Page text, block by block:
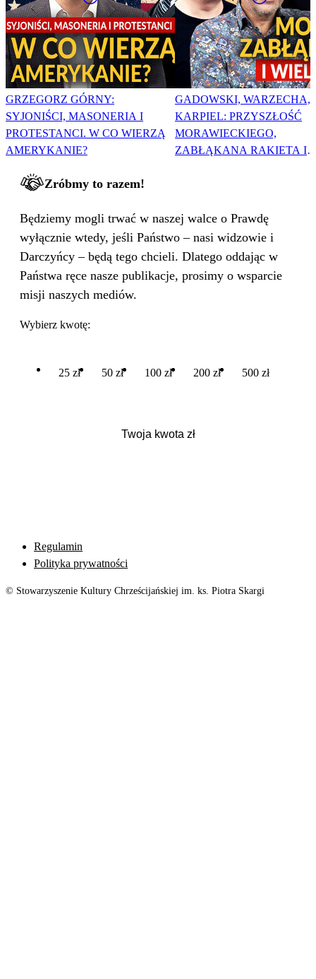
GRZEGORZ GÓRNY:
SYJONIŚCI, MASONERIA I
PROTESTANCI. W CO WIERZĄ
AMERYKANIE?
GADOWSKI, WARZECHA,
KARPIEL: PRZYSZŁOŚĆ
MORAWIECKIEGO,
ZABŁĄKANA RAKIETA I
Zróbmy to razem!
Będziemy mogli trwać w naszej walce o Prawdę
wyłącznie wtedy, jeśli Państwo – nasi widzowie i
Darczyńcy – będą tego chcieli. Dlatego oddając w
Państwa ręce nasze publikacje, prosimy o wsparcie
misji naszych mediów.
Wybierz kwotę:
25 zł 50 zł 100 zł 200 zł 500 zł
Regulamin
Polityka prywatności
© Stowarzyszenie Kultury Chrześcijańskiej im. ks. Piotra Skargi